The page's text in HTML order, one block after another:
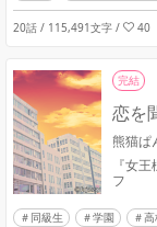
20話 / 115,491文字 / 40
完結
恋を
熊猫ぱ
『女
フ
同級生 学園 高